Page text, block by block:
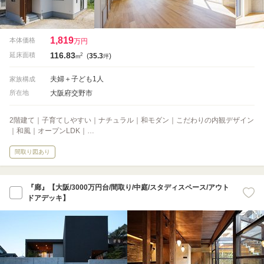
本体価格 1,819万円
延床面積 116.83m2 (35.3坪)
家族構成 夫婦＋子ども1人
所在地 大阪府交野市
2階建て｜子育てしやすい｜ナチュラル｜和モダン｜こだわりの内観デザイン
｜和風｜オープンLDK｜…
間取り図あり
『廊』【大阪/3000万円台/間取り/中庭/スタディスペース/アウト
ドアデッキ】